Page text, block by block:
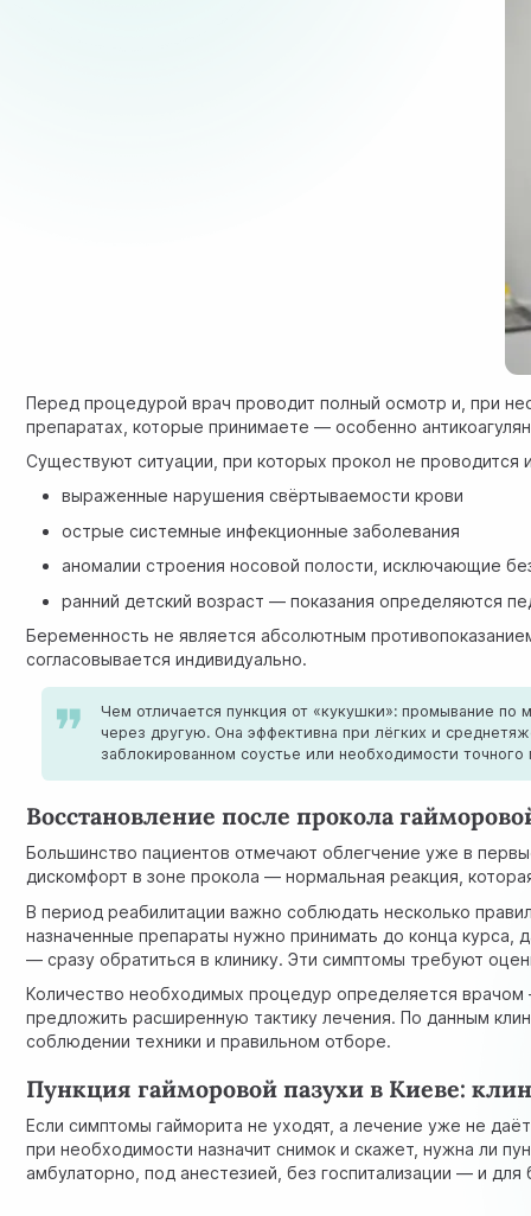
Перед процедурой врач проводит полный осмотр и, при
препаратах, которые принимаете — особенно
Существуют ситуации, при которых прокол не проводится
выраженные нарушения свёртываемости крови
острые системные инфекционные заболевания
аномалии строения носовой полости, исключающие
ранний детский возраст — показания определяются
Беременность не является абсолютным
согласовывается индивидуально.
Чем отличается пункция от «кукушки»: промывание
через другую. Она эффективна при лёгких и
заблокированном соустье или необходимости
Восстановление после прокола
Большинство пациентов отмечают облегчение уже в
дискомфорт в зоне прокола — нормальная реакция,
В период реабилитации важно соблюдать несколько
назначенные препараты нужно принимать до конца
— сразу обратиться в клинику. Эти симптомы требуют
Количество необходимых процедур определяется
предложить расширенную тактику лечения. По данным
соблюдении техники и правильном отборе.
Пункция гайморовой пазухи в Киеве:
Если симптомы гайморита не уходят, а лечение уже не
при необходимости назначит снимок и скажет, нужна ли
амбулаторно, под анестезией, без госпитализации — и